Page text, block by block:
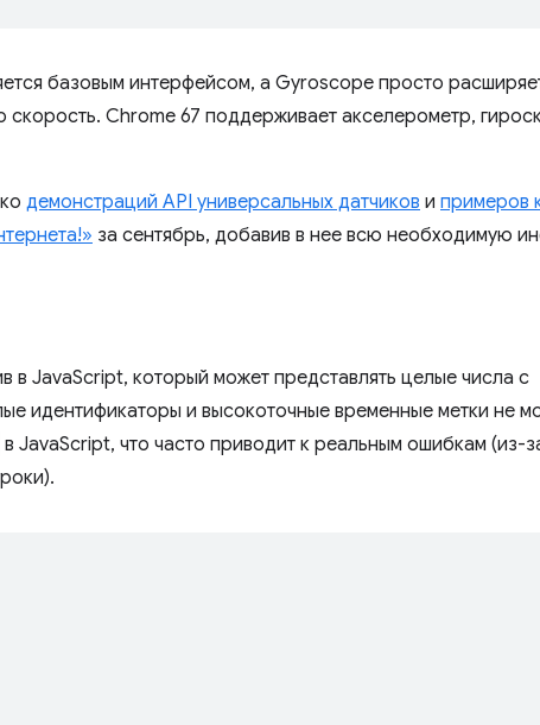
базовым интерфейсом, а Gyroscope просто
Chrome 67 поддерживает акселерометр,
демонстраций API универсальных датчиков и примеров
за сентябрь, добавив в нее всю необходимую
в JavaScript, который может представлять целые числа с
идентификаторы и высокоточные временные метки не
в JavaScript, что часто приводит к реальным ошибкам (из-